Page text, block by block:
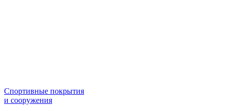
Спортивные покрытия
и сооружения